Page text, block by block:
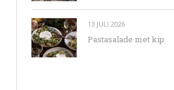
13 JULI 2026
Pastasalade met kip